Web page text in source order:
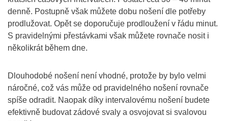
denně. Postupně však můžete dobu nošení dle potřeby
prodlužovat. Opět se doporučuje prodloužení v řádu minut.
S pravidelnými přestávkami však můžete rovnače nosit i
několikrát během dne.
Dlouhodobé nošení není vhodné, protože by bylo velmi
náročné, což vás může od pravidelného nošení rovnače
spíše odradit. Naopak díky intervalovému nošení budete
efektivně budovat zádové svaly a osvojovat si svalovou